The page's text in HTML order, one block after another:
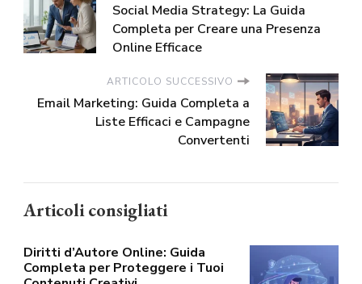
Social Media Strategy: La Guida
Completa per Creare una Presenza
Online Efficace
ARTICOLO SUCCESSIVO
Email Marketing: Guida Completa a
Liste Efficaci e Campagne
Convertenti
Articoli consigliati
Diritti d’Autore Online: Guida
Completa per Proteggere i Tuoi